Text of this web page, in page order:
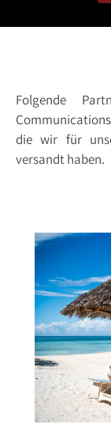
Folgende
die wir für
versandt haben.